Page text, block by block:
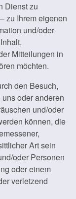
Dienst zu
zu Ihrem eigenen
und/oder
Mitteilungen in
möchten.
den Besuch,
oder anderen
und/oder
können, die
Art sein
oder Personen
oder einem
verletzend